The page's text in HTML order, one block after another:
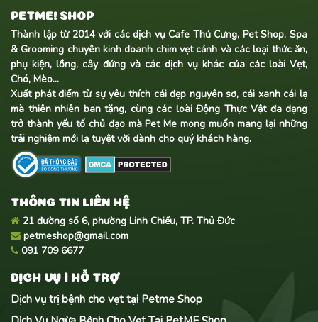
PETME! SHOP
Thành lập từ 2014 với các dịch vụ Cafe Thú Cưng, Pet Shop, Spa
& Grooming chuyên kinh doanh chim vẹt cảnh và các loại thức ăn,
phụ kiện, lồng, cây đứng và các dịch vụ khác của các loài Vẹt,
Chó, Mèo...
Xuất phát điểm từ sự yêu thích cái đẹp nguyên sơ, cái xanh cái lạ
mà thiên nhiên ban tặng, cùng các loài Động Thực Vật đa dạng
trở thành yếu tố chủ đạo mà Pet Me mong muốn mang lại những
trải nghiệm mới lạ tuyệt vời dành cho quý khách hàng.
THÔNG TIN LIÊN HỆ
21 đường số 6, phường Linh Chiểu, TP. Thủ Đức
petmeshop@gmail.com
091 709 6677
DỊCH VỤ | HỖ TRỢ
Dịch vụ trị bệnh cho vẹt tại Petme Shop